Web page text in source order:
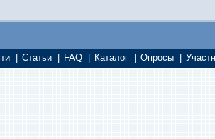
Статьи FAQ Каталог Опросы